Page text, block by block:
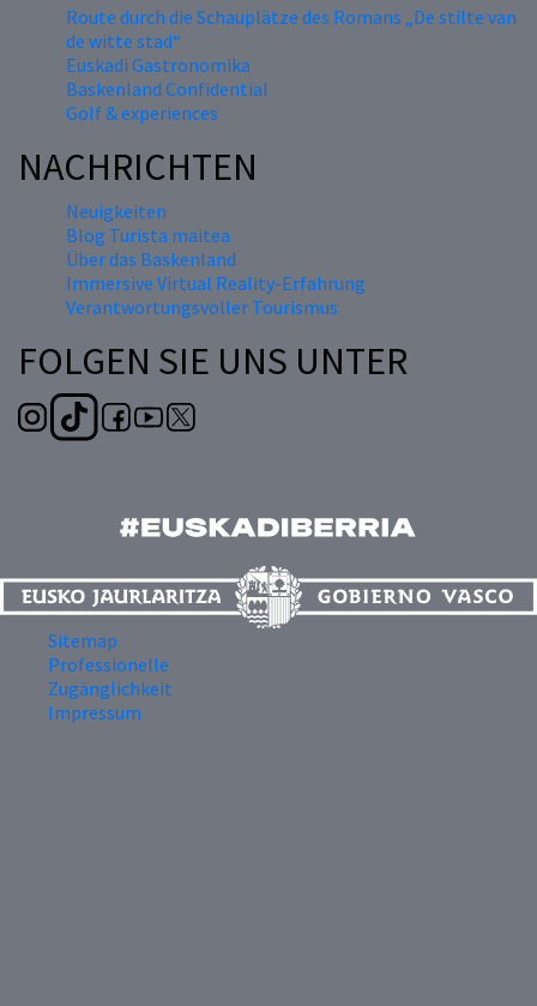
Route durch die Schauplätze des Romans „De stilte van
de witte stad“
Euskadi Gastronomika
Baskenland Confidential
Golf & experiences
NACHRICHTEN
Neuigkeiten
Blog Turista maitea
Über das Baskenland
Immersive Virtual Reality-Erfahrung
Verantwortungsvoller Tourismus
FOLGEN SIE UNS UNTER
Sitemap
Professionelle
Zugänglichkeit
Impressum